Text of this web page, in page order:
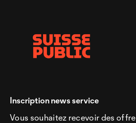
Inscription news service
Vous souhaitez recevoir des